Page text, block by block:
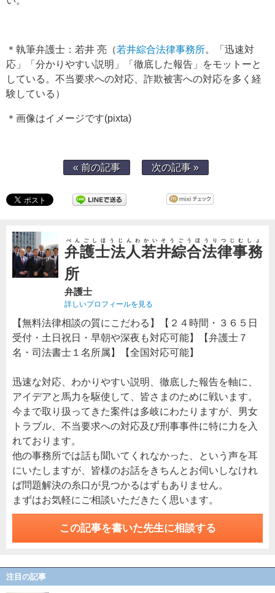
＊執筆弁護士：若井 亮（若井綜合法律事務所。「迅速対
応」「分かりやすい説明」「徹底した報告」をモットーと
している。不当要求への対応、詐欺被害への対応を多く経
験している）
＊画像はイメージです(pixta)
« 前の記事 次の記事 »
弁護士法人若井綜合法律事務
所
べんごしほうじんわかいそうごうほうりつじむしょ
弁護士
詳しいプロフィールを見る
【無料法律相談の質にこだわる】【２４時間・３６５日
受付・土日祝日・早朝や深夜も対応可能】【弁護士７
名・司法書士１名所属】【全国対応可能】
迅速な対応、わかりやすい説明、徹底した報告を軸に、
アイデアと馬力を駆使して、皆さまのために戦います。
今まで取り扱ってきた案件は多岐にわたりますが、男女
トラブル、不当要求への対応及び刑事事件に特に力を入
れております。
他の事務所では話も聞いてくれなかった、という声を耳
にいたしますが、皆様のお話をきちんとお伺いしなけれ
ば問題解決の糸口が見つかるはずもありません。
まずはお気軽にご相談いただきたく思います。
この記事を書いた先生に相談する
注目の記事